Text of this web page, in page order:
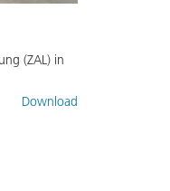
(ZAL) in
Download